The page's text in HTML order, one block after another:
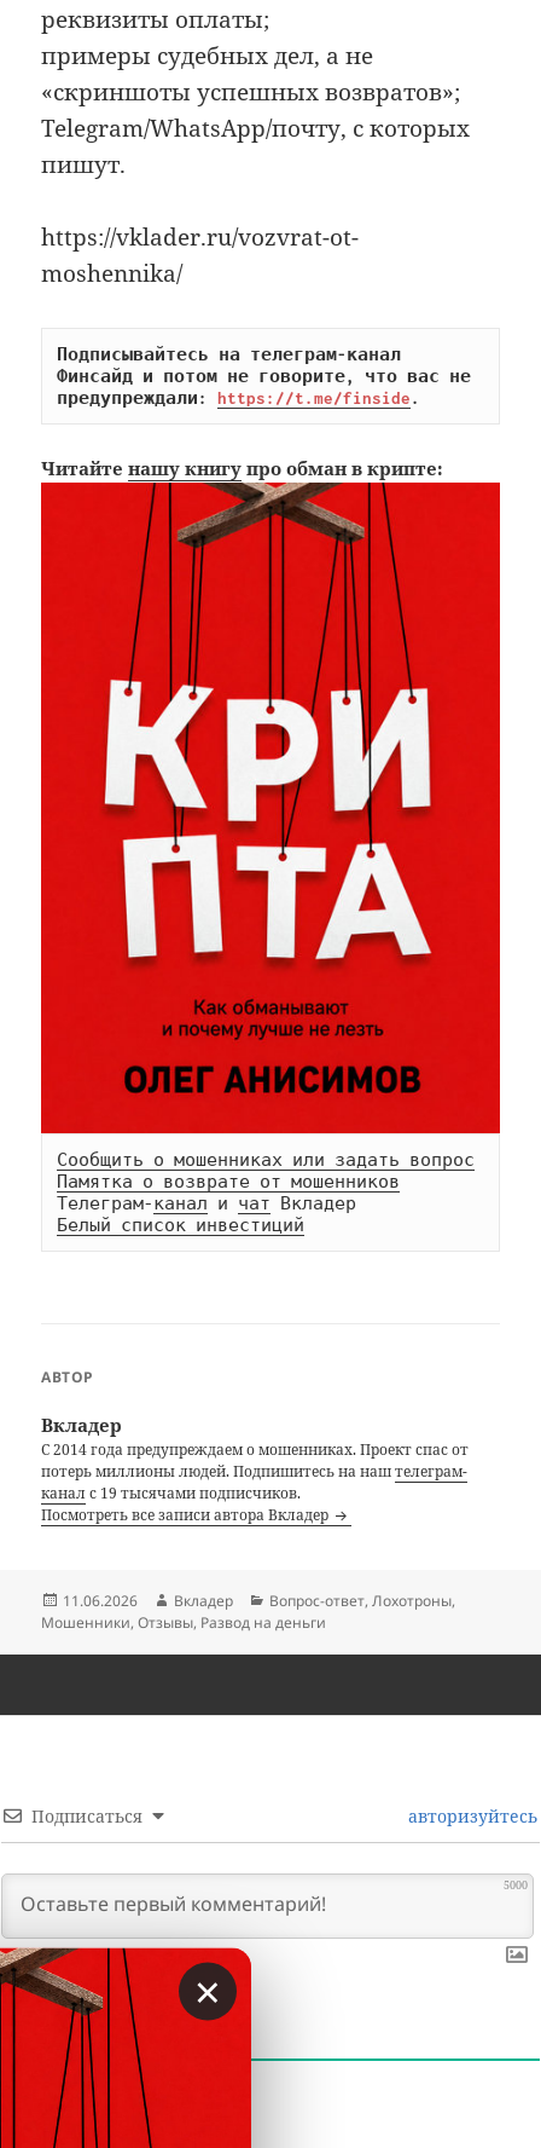
реквизиты оплаты;
примеры судебных дел, а не
«скриншоты успешных возвратов»;
Telegram/WhatsApp/почту, с которых
пишут.
https://vklader.ru/vozvrat-ot-
moshennika/
Подписывайтесь на телеграм-канал
Финсайд и потом не говорите, что вас не
предупреждали: https://t.me/finside.
Читайтенашу книгу про обман в крипте:
Сообщить о мошенниках или задать вопрос
Памятка о возврате от мошенников
Телеграм-канал и чат
Белый список инвестиций
АВТОР
Вкладер
С 2014 года предупреждаем о мошенниках. Проект спас от
потерь миллионы людей. Подпишитесь на наштелеграм-
каналс 19 тысячами подписчиков.
Посмотреть все записи автора Вкладер
Опубликовано
11.06.2026 Автор
Вкладер Рубрики
Вопрос-ответ,Лохотроны,
Мошенники,Отзывы, Развод на деньги
Подписаться авторизуйтесь
5000
КОММЕНТАРИИ
×